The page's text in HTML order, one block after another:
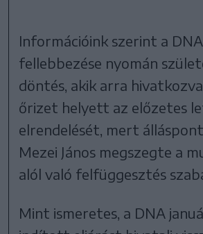
Információink szerint a
fellebbezése nyomán
döntés, akik arra
őrizet helyett az előzetes
elrendelését mert
Mezei János megszegte a
alól való felfüggesztés
Mint ismeretes, a DNA